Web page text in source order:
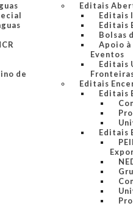
de
Editais
Editais
Editais
Bolsas
Apoio
Eventos
Editais
Editais
Editais
Editais